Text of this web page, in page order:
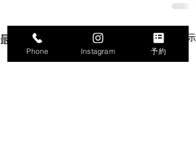
最新記事 すべて表示
Phone Instagram 予約